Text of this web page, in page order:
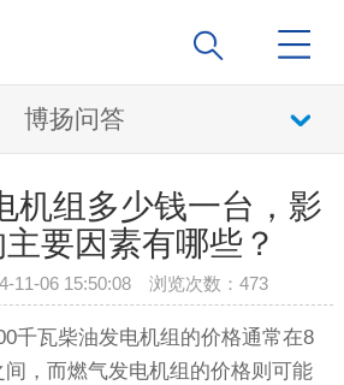
博扬问答
机组多少钱一台，影
要因素有哪些？
11-06 15:50:08 浏览次数：473
千瓦柴油发电机组的价格通常在8
，而燃气发电机组的价格则可能